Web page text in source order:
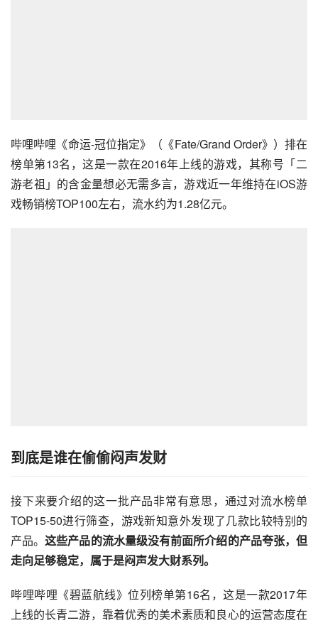
哔哩哔哩《命运-冠位指定》（《Fate/Grand Order》）排在
榜单第13名，这是一款在2016年上线的游戏，其称号「二
游老祖」的含金量想必无需多言，游戏近一年维持在iOS游
戏畅销榜TOP100左右，流水约为1.28亿元。
到底是谁在偷偷闷声发财
接下来要介绍的这一批产品非常有意思，通过对流水榜单
TOP15-50进行筛查，游戏新知意外发现了几款比较特别的
产品。这些产品的流水量级没有前面所介绍的产品夸张，但
走向足够稳定，属于是闷声发大财系列。
哔哩哔哩《碧蓝航线》位列榜单第16名，这是一款2017年
上线的长青二游，靠着优秀的美术素质和良心的运营态度在